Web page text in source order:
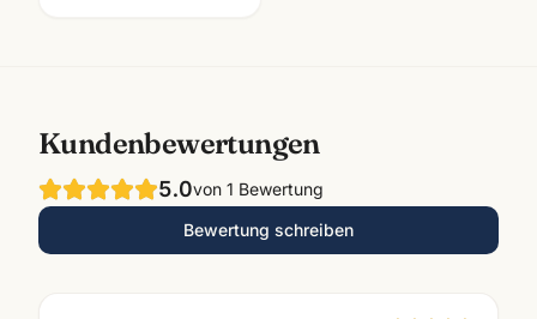
Kundenbewertungen
5.0von 1 Bewertung
Bewertung schreiben